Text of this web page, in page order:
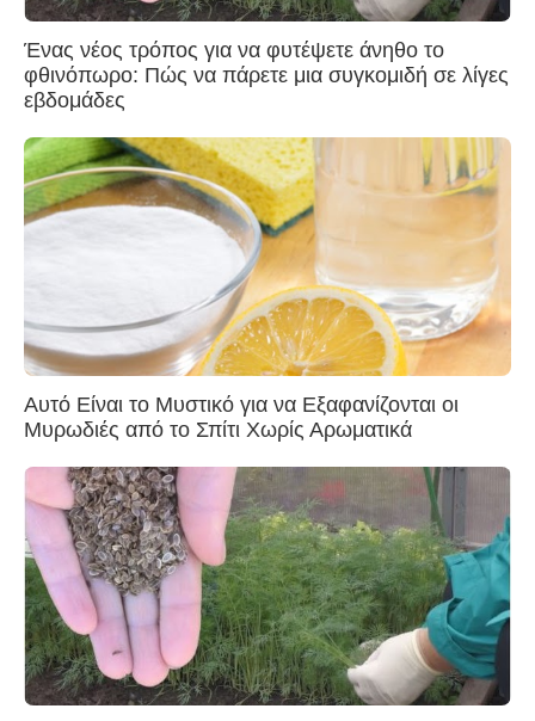
Ένας νέος τρόπος για να φυτέψετε άνηθο το
φθινόπωρο: Πώς να πάρετε μια συγκομιδή σε λίγες
εβδομάδες
Αυτό Είναι το Μυστικό για να Εξαφανίζονται οι
Μυρωδιές από το Σπίτι Χωρίς Αρωματικά